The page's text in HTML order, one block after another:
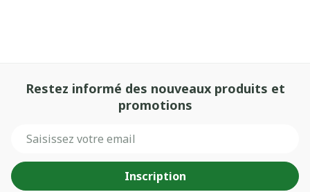
Restez informé des nouveaux produits et
promotions
Inscription